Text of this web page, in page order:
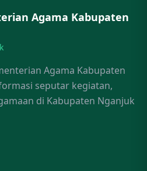
Agama Kabupaten
Agama Kabupaten
seputar kegiatan,
di Kabupaten Nganjuk